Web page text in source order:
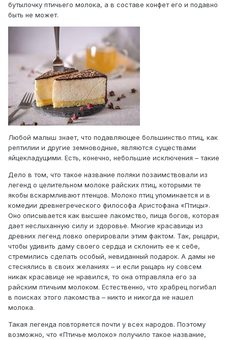
бутылочку птичьего молока, а в составе конфет его и подавно
быть не может.
Любой малыш знает, что подавляющее большинство птиц, как
рептилии и другие земноводные, являются существами
яйцекладущими. Есть, конечно, небольшие исключения – такие
Дело в том, что такое название поляки позаимствовали из
легенд о целительном молоке райских птиц, которыми те
якобы вскармливают птенцов. Молоко птиц упоминается и в
комедии древнегреческого философа Аристофана «Птицы».
Оно описывается как высшее лакомство, пища богов, которая
дает неслыханную силу и здоровье. Многие красавицы из
древних легенд ловко оперировали этим фактом. Так, рыцари,
чтобы удивить даму своего сердца и склонить ее к себе,
стремились сделать особый, невиданный подарок. А дамы не
стеснялись в своих желаниях – и если рыцарь ну совсем
никак красавице не нравился, то она отправляла его за
райским птичьим молоком. Естественно, что храбрец погибал
в поисках этого лакомства – никто и никогда не нашел
молока.
Такая легенда повторяется почти у всех народов. Поэтому
возможно, что «Птичье молоко» получило такое название,